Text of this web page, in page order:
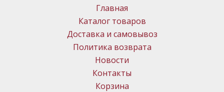
Главная
Каталог товаров
Доставка и самовывоз
Политика возврата
Новости
Контакты
Корзина